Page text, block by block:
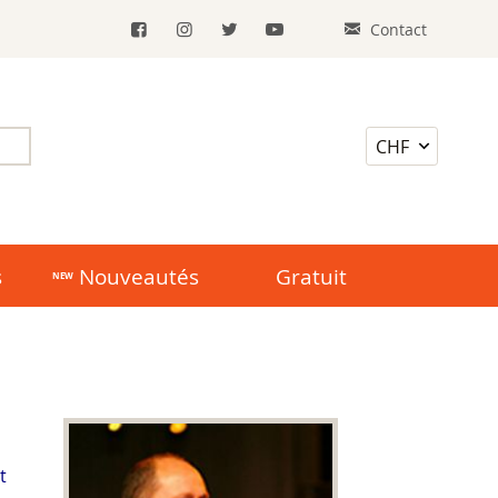
Contact
Nouveautés Gratuit